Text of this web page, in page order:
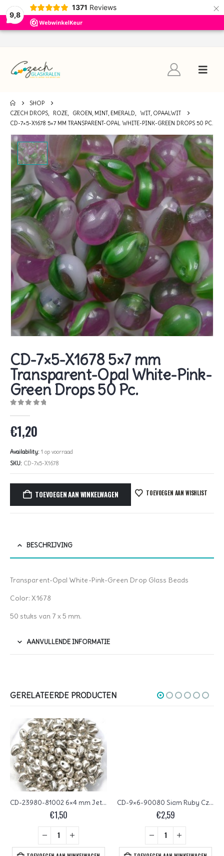
9,8
1371 Reviews ×
SHOP
CZECH DROPS, ROZE, GROEN, MINT, EMERALD,
WIT, OPAALWIT
CD-7×5-X1678 5×7 MM TRANSPARENT-OPAL WHITE-PINK-GREEN DROPS 50 PC.
CD-7×5-X1678 5×7 mm
Transparent-Opal White-Pink-
Green Drops 50 Pc.
€1,20
Availability: 1 op voorraad
SKU: CD-7x5-X1678
TOEVOEGEN AAN WINKELWAGEN TOEVOEGEN AAN WISHLIST
BESCHRIJVING
Transparent-Opal White-Pink-Green Drop Glass Beads
Color: X1678
50 stuks van 7 x 5 mm.
AANVULLENDE INFORMATIE
GERELATEERDE PRODUCTEN
CD-23980-81002 6×4 mm Jet Old Silver Czech Drops 100 Pc.
€1,50
CD-9×6-90080 Siam Ruby Czech Glass Drops 40 stuks
€2,59